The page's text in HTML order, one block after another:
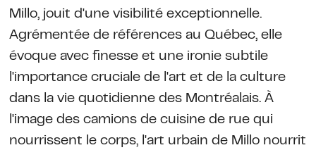
Millo, jouit d'une visibilité exceptionnelle.
Agrémentée de références au Québec, elle
évoque avec finesse et une ironie subtile
l'importance cruciale de l'art et de la culture
dans la vie quotidienne des Montréalais. À
l'image des camions de cuisine de rue qui
nourrissent le corps, l'art urbain de Millo nourrit